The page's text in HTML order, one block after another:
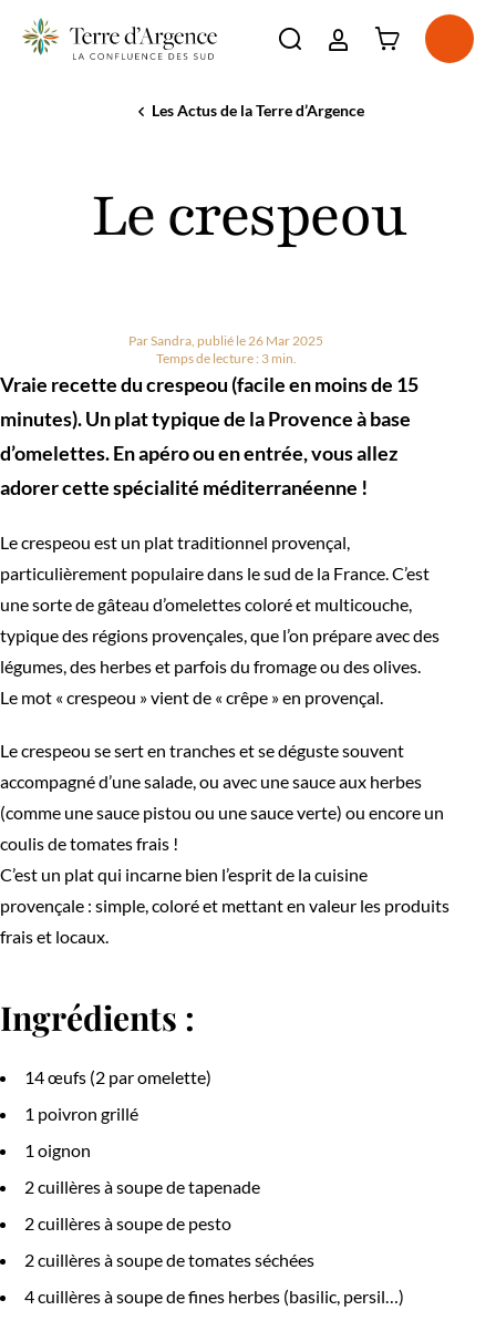
La destination
Séjourner
Agenda
Ouvrir la barre de
Connexion à
Accueil
Les Actus de la Terre d’Argence
Le
Le crespeou
Par Sandra, publié le 26 Mar 2025
Temps de lecture : 3 min.
Vraie recette du crespeou (facile en moins de 15
minutes). Un plat typique de la Provence à base
d’omelettes. En apéro ou en entrée, vous allez
adorer cette spécialité méditerranéenne !
Le crespeou est un plat traditionnel provençal,
particulièrement populaire dans le sud de la France. C’est
une sorte de gâteau d’omelettes coloré et multicouche,
typique des régions provençales, que l’on prépare avec des
légumes, des herbes et parfois du fromage ou des olives.
Le mot « crespeou » vient de « crêpe » en provençal.
Le crespeou se sert en tranches et se déguste souvent
accompagné d’une salade, ou avec une sauce aux herbes
(comme une sauce pistou ou une sauce verte) ou encore un
coulis de tomates frais !
C’est un plat qui incarne bien l’esprit de la cuisine
provençale : simple, coloré et mettant en valeur les produits
frais et locaux.
Ingrédients :
14 œufs (2 par omelette)
1 poivron grillé
1 oignon
2 cuillères à soupe de tapenade
2 cuillères à soupe de pesto
2 cuillères à soupe de tomates séchées
4 cuillères à soupe de fines herbes (basilic, persil…)